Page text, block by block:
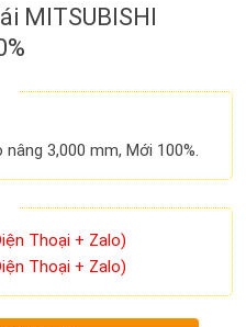
MITSUBISHI
3,000 mm, Mới 100%.
Thoại + Zalo)
Thoại + Zalo)